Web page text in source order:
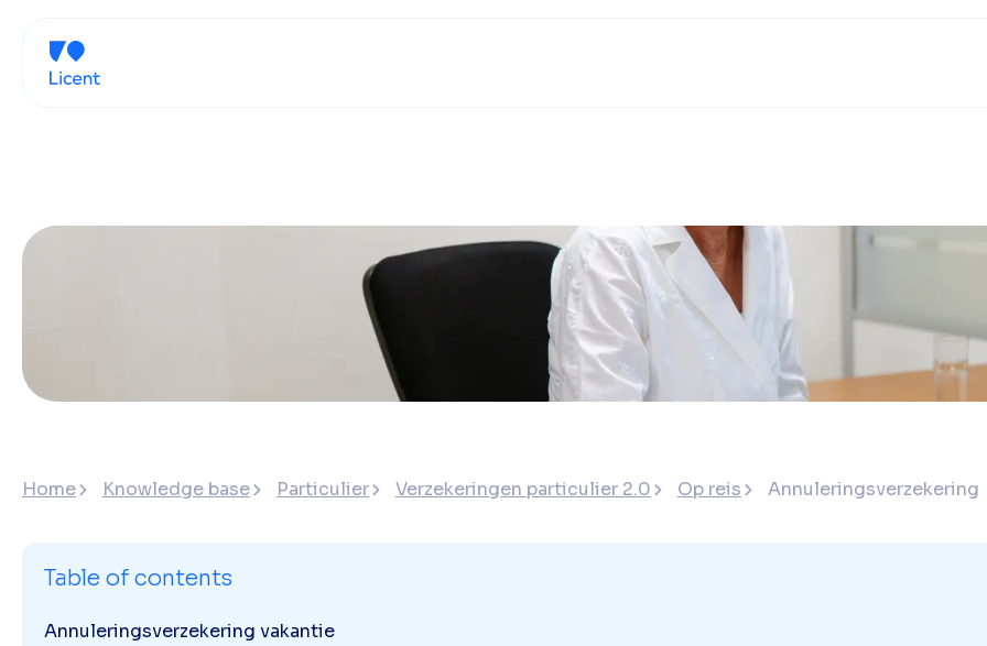
Home Knowledge base Particulier Verzekeringen particulier 2.0 Op reis Annuleringsverzekering
Table of contents
Annuleringsverzekering vakantie